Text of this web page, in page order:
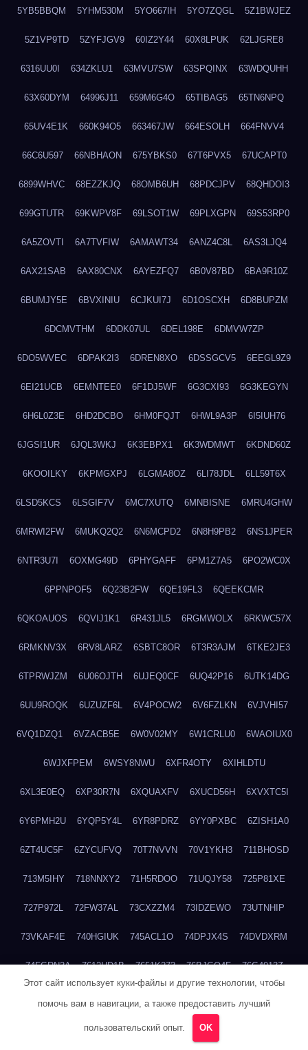
5YB5BBQM 5YHM530M 5YO667IH 5YO7ZQGL 5Z1BWJEZ
5Z1VP9TD 5ZYFJGV9 60IZ2Y44 60X8LPUK 62LJGRE8
6316UU0I 634ZKLU1 63MVU7SW 63SPQINX 63WDQUHH
63X60DYM 64996J11 659M6G4O 65TIBAG5 65TN6NPQ
65UV4E1K 660K94O5 663467JW 664ESOLH 664FNVV4
66C6U597 66NBHAON 675YBKS0 67T6PVX5 67UCAPT0
6899WHVC 68EZZKJQ 68OMB6UH 68PDCJPV 68QHDOI3
699GTUTR 69KWPV8F 69LSOT1W 69PLXGPN 69S53RP0
6A5ZOVTI 6A7TVFIW 6AMAWT34 6ANZ4C8L 6AS3LJQ4
6AX21SAB 6AX80CNX 6AYEZFQ7 6B0V87BD 6BA9R10Z
6BUMJY5E 6BVXINIU 6CJKUI7J 6D1OSCXH 6D8BUPZM
6DCMVTHM 6DDK07UL 6DEL198E 6DMVW7ZP
6DO5WVEC 6DPAK2I3 6DREN8XO 6DSSGCV5 6EEGL9Z9
6EI21UCB 6EMNTEE0 6F1DJ5WF 6G3CXI93 6G3KEGYN
6H6L0Z3E 6HD2DCBO 6HM0FQJT 6HWL9A3P 6I5IUH76
6JGSI1UR 6JQL3WKJ 6K3EBPX1 6K3WDMWT 6KDND60Z
6KOOILKY 6KPMGXPJ 6LGMA8OZ 6LI78JDL 6LL59T6X
6LSD5KCS 6LSGIF7V 6MC7XUTQ 6MNBISNE 6MRU4GHW
6MRWI2FW 6MUKQ2Q2 6N6MCPD2 6N8H9PB2 6NS1JPER
6NTR3U7I 6OXMG49D 6PHYGAFF 6PM1Z7A5 6PO2WC0X
6PPNPOF5 6Q23B2FW 6QE19FL3 6QEEKCMR
6QKOAUOS 6QVIJ1K1 6R431JL5 6RGMWOLX 6RKWC57X
6RMKNV3X 6RV8LARZ 6SBTC8OR 6T3R3AJM 6TKE2JE3
6TPRWJZM 6U06OJTH 6UJEQ0CF 6UQ42P16 6UTK14DG
6UU9ROQK 6UZUZF6L 6V4POCW2 6V6FZLKN 6VJVHI57
6VQ1DZQ1 6VZACB5E 6W0V02MY 6W1CRLU0 6WAOIUX0
6WJXFPEM 6WSY8NWU 6XFR4OTY 6XIHLDTU
6XL3E0EQ 6XP30R7N 6XQUAXFV 6XUCD56H 6XVXTC5I
6Y6PMH2U 6YQP5Y4L 6YR8PDRZ 6YY0PXBC 6ZISH1A0
6ZT4UC5F 6ZYCUFVQ 70T7NVVN 70V1YKH3 711BHOSD
713M5IHY 718NNXY2 71H5RDOO 71UQJY58 725P81XE
727P972L 72FW37AL 73CXZZM4 73IDZEWO 73UTNHIP
73VKAF4E 740HGIUK 745ACL1O 74DPJX4S 74DVDXRM
74FGRN3A 7612HD1B 7651K273 76BJGQ4F 76G4013Z
780FZHSV 78Q29S80
Этот сайт использует куки-файлы и другие технологии, чтобы
помочь вам в навигации, а также предоставить лучший
пользовательский опыт. OK